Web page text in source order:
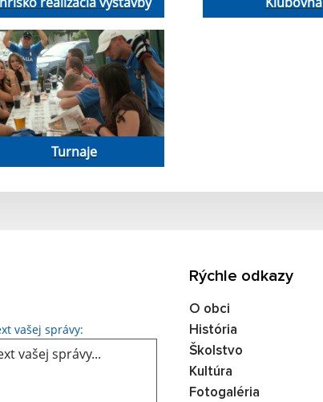
Turnaje
vašej správy: Text vašej správy...
Rýchle odkazy
O obci
História
Školstvo
Kultúra
Fotogaléria